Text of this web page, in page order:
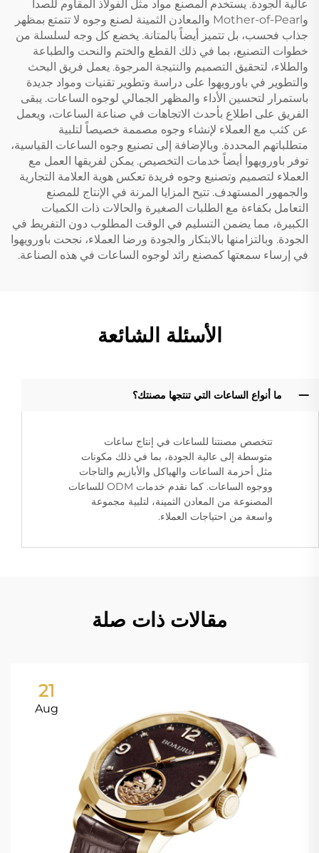
عالية الجودة. يستخدم المصنع مواد مثل الفولاذ المقاوم للصدأ
وMother-of-Pearl والمعادن الثمينة لصنع وجوه لا تتمتع بمظهر
جذاب فحسب، بل تتميز أيضاً بالمتانة. يخضع كل وجه لسلسلة من
خطوات التصنيع، بما في ذلك القطع والختم والنحت والطباعة
والطلاء، لتحقيق التصميم والنتيجة المرجوة. يعمل فريق البحث
والتطوير في باورويهوا على دراسة وتطوير تقنيات ومواد جديدة
باستمرار لتحسين الأداء والمظهر الجمالي لوجوه الساعات. يبقى
الفريق على اطلاع بأحدث الاتجاهات في صناعة الساعات، ويعمل
عن كثب مع العملاء لإنشاء وجوه مصممة خصيصاً لتلبية
متطلباتهم المحددة. وبالإضافة إلى تصنيع وجوه الساعات القياسية،
توفر باورويهوا أيضاً خدمات التخصيص. يمكن لفريقها العمل مع
العملاء لتصميم وتصنيع وجوه فريدة تعكس هوية العلامة التجارية
والجمهور المستهدف. تتيح المزايا المرنة في الإنتاج للمصنع
التعامل بكفاءة مع الطلبات الصغيرة والحالات ذات الكميات
الكبيرة، مما يضمن التسليم في الوقت المطلوب دون التفريط في
الجودة. وبالتزامنها بالابتكار والجودة ورضا العملاء، نجحت باورويهوا
في إرساء سمعتها كمصنع رائد لوجوه الساعات في هذه الصناعة.
الأسئلة الشائعة
ما أنواع الساعات التي تنتجها مصنتك؟
تتخصص مصنتنا للساعات في إنتاج ساعات
متوسطة إلى عالية الجودة، بما في ذلك مكونات
مثل أحزمة الساعات والهياكل والأبازيم والتاجات
ووجوه الساعات. كما نقدم خدمات ODM للساعات
المصنوعة من المعادن الثمينة، لتلبية مجموعة
واسعة من احتياجات العملاء.
مقالات ذات صلة
21
Aug